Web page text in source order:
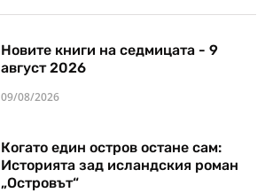
Новите книги на седмицата - 9
август 2026
09/08/2026
Когато един остров остане сам:
Историята зад исландския роман
„Островът“